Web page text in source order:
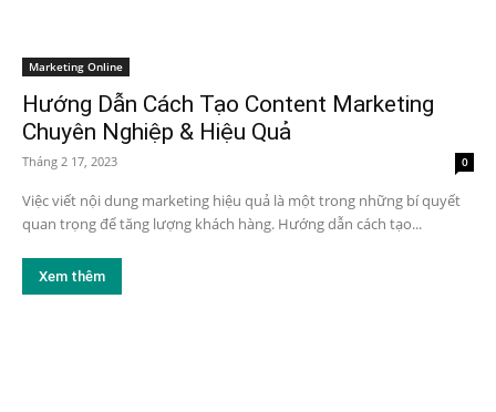
Marketing Online
Hướng Dẫn Cách Tạo Content Marketing
Chuyên Nghiệp & Hiệu Quả
Tháng 2 17, 2023 0
Việc viết nội dung marketing hiệu quả là một trong những bí quyết
quan trọng để tăng lượng khách hàng. Hướng dẫn cách tạo...
Xem thêm